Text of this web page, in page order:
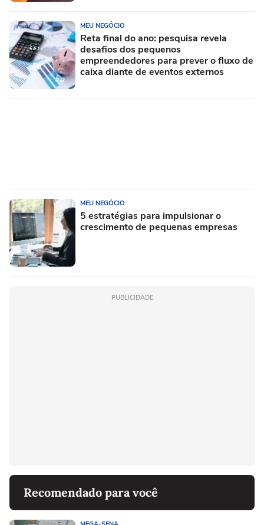
MEU NEGÓCIO
Reta final do ano: pesquisa revela
desafios dos pequenos
empreendedores para prever o fluxo de
caixa diante de eventos externos
MEU NEGÓCIO
5 estratégias para impulsionar o
crescimento de pequenas empresas
PUBLICIDADE
Recomendado para você